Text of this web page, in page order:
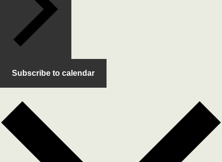
Subscribe to calendar